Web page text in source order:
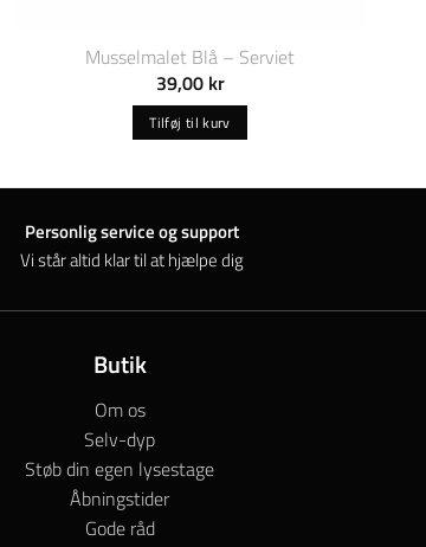
Musselmalet Blå – Serviet
39,00 kr
Tilføj til kurv
Personlig service og support
Vi står altid klar til at hjælpe dig
Butik
Om os
Selv-dyp
Støb din egen lysestage
Åbningstider
Gode råd